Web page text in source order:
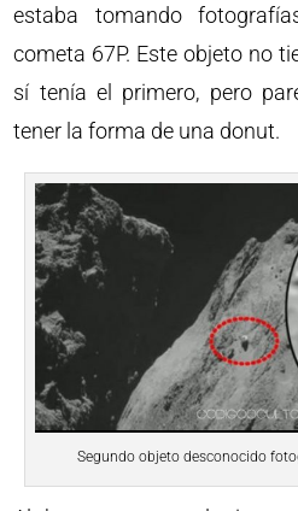
estaba tomando
cometa 67P. Este objeto no
sí tenía el primero, pero
tener la forma de una donut.
Segundo objeto desconocido